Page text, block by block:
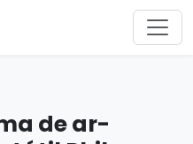
de ar-